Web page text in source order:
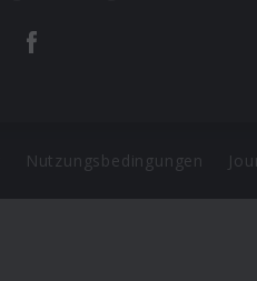
Nutzungsbedingungen